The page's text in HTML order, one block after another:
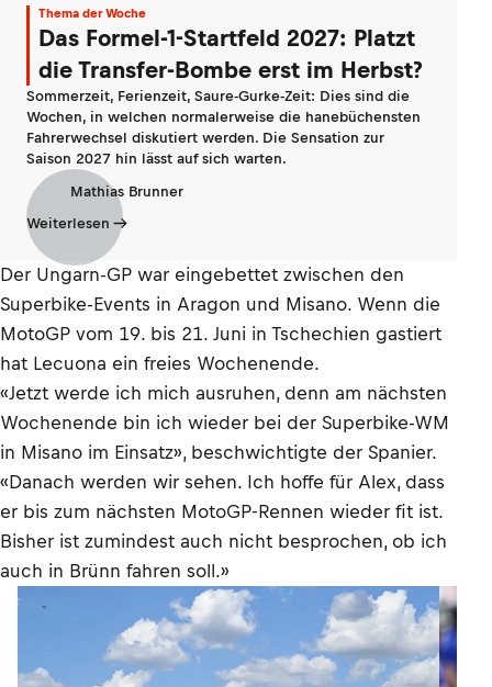
Thema der Woche
Das Formel-1-Startfeld 2027: Platzt
die Transfer-Bombe erst im Herbst?
Sommerzeit, Ferienzeit, Saure-Gurke-Zeit: Dies sind die
Wochen, in welchen normalerweise die hanebüchensten
Fahrerwechsel diskutiert werden. Die Sensation zur
Saison 2027 hin lässt auf sich warten.
Mathias Brunner
Weiterlesen
Der Ungarn-GP war eingebettet zwischen den
Superbike-Events in Aragon und Misano. Wenn die
MotoGP vom 19. bis 21. Juni in Tschechien gastiert
hat Lecuona ein freies Wochenende.
«Jetzt werde ich mich ausruhen, denn am nächsten
Wochenende bin ich wieder bei der Superbike-WM
in Misano im Einsatz», beschwichtigte der Spanier.
«Danach werden wir sehen. Ich hoffe für Alex, dass
er bis zum nächsten MotoGP-Rennen wieder fit ist.
Bisher ist zumindest auch nicht besprochen, ob ich
auch in Brünn fahren soll.»